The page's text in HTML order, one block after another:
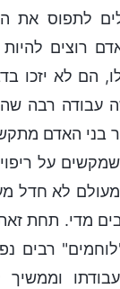
לתפוס את
רוצים
הם לא יזכו
עבודה רבה
בני האדם
על
לא חדל
מדי. תחת
רבים